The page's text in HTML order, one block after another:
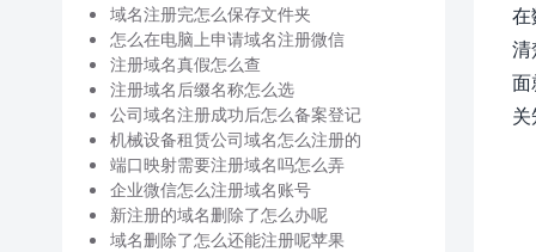
在
清
面
关
域名注册完怎么保存文件夹
怎么在电脑上申请域名注册微信
注册域名真假怎么查
注册域名后缀名称怎么选
公司域名注册成功后怎么备案登记
机械设备租赁公司域名怎么注册的
端口映射需要注册域名吗怎么弄
企业微信怎么注册域名账号
新注册的域名删除了怎么办呢
域名删除了怎么还能注册呢苹果